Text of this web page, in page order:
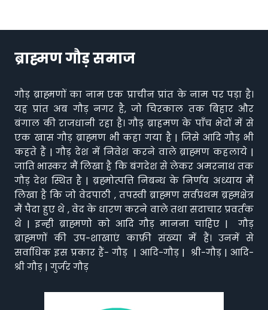
ब्राह्मण गौड़ समाज
गौड़ ब्राह्मणों का नाम एक प्राचीन प्रांत के नाम पर पड़ा है।
यह प्रांत अब गौड़ नगर है, जो चिरकाल तक बिहार और
बंगाल की राजधानी रहा है। गौड़ ब्राहमण के पाँच भेदों में से
एक खास गौड़ ब्राह्मण भी कहा गया है | जिसे आदि गौड़ भी
कहते हैं | गौड़ देश में निवेश करने वाले ब्राह्मण कहलाये |
जाति भास्कर मैं लिखा है कि बंगदेश से लेकर अमरनाथ तक
गौड़ देश स्थित है | ब्रह्मोत्पत्ति निबन्ध के निर्णय अध्याय मैं
लिखा है कि जो वेदपाठी , तपस्वी ब्राह्मण सर्वप्रथम ब्रह्मक्षेत्र
मैं पैदा हुए थे , वेद के धारण करने वाले तथा सदाचार प्रवर्तक
थे | इन्ही ब्राह्मणो को आदि गौड़ मानना चाहिए | गौड़
ब्राह्मणों की उप-शाखाएं काफ़ी संख्या में हैं। उनमें से
सर्वाधिक इस प्रकार हैं- गौड़ | आदि-गौड़ | श्री-गौड़ | आदि-
श्री गौड़ | गुर्जर गौड़